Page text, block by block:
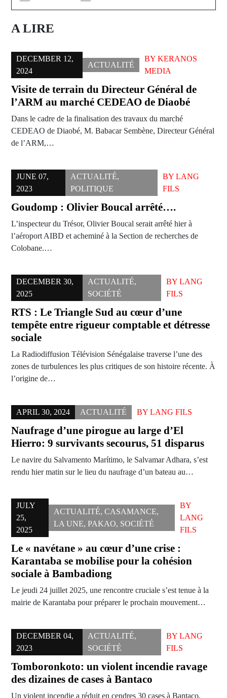
A LIRE
DECEMBER 12,
2024
ACTUALITÉ
BYKERANOS
MEDIA
Visite de terrain du Directeur Général de
l’ARM au marché CEDEAO de Diaobé
Dans le cadre de la finalisation des travaux du marché
CEDEAO de Diaobé, M. Babacar Sembène, Directeur Général
de l’ARM,…
JUNE 07,
2023
ACTUALITÉ,
POLITIQUE
BY LANG
FILS
Goudomp : Olivier Boucal arrêté….
L’inspecteur du Trésor, Olivier Boucal serait arrêté hier à
l’aéroport AIBD et acheminé à la Section de recherches de
Colobane.…
DECEMBER 30,
2025
ACTUALITÉ,
SOCIÉTÉ
BY LANG
FILS
RTS : Le Triangle Sud au cœur d’une
tempête entre rigueur comptable et détresse
sociale
La Radiodiffusion Télévision Sénégalaise traverse l’une des
zones de turbulences les plus critiques de son histoire récente. À
l’origine de…
APRIL 30, 2024 ACTUALITÉ BY LANG FILS
Naufrage d’une pirogue au large d’El
Hierro: 9 survivants secourus, 51 disparus
Le navire du Salvamento Marítimo, le Salvamar Adhara, s’est
rendu hier matin sur le lieu du naufrage d’un bateau au…
JULY
25,
2025
ACTUALITÉ,CASAMANCE,
LA UNE,PAKAO, SOCIÉTÉ
BY
LANG
FILS
Le « navétane » au cœur d’une crise :
Karantaba se mobilise pour la cohésion
sociale à Bambadiong
Le jeudi 24 juillet 2025, une rencontre cruciale s’est tenue à la
mairie de Karantaba pour préparer le prochain mouvement…
DECEMBER 04,
2023
ACTUALITÉ,
SOCIÉTÉ
BY LANG
FILS
Tomboronkoto: un violent incendie ravage
des dizaines de cases à Bantaco
Un violent incendie a réduit en cendres 30 cases à Bantaco,